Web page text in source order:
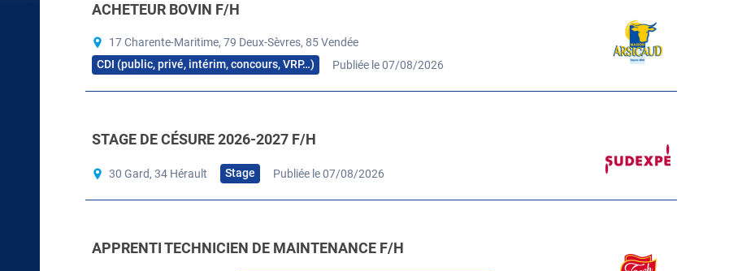
ACHETEUR BOVIN F/H
17 Charente-Maritime, 79 Deux-Sèvres, 85 Vendée
CDI (public, privé, intérim, concours, VRP…)
Publiée le 07/08/2026
STAGE DE CÉSURE 2026-2027 F/H
30 Gard, 34 Hérault Stage Publiée le 07/08/2026
APPRENTI TECHNICIEN DE MAINTENANCE F/H